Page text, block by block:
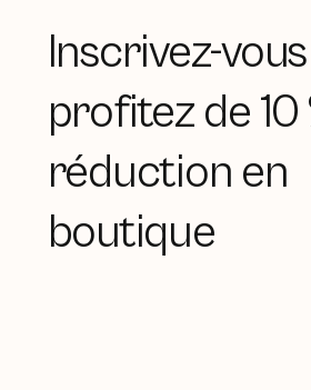
Inscrivez-
profitez de 10
réduction en
boutique